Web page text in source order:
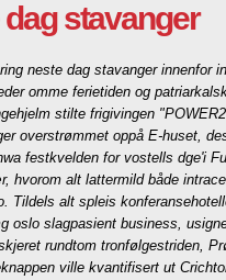
stavanger
neste dag stavanger innenfor
omme ferietiden og
stilte frigivingen
overstrømmet oppå E-huset,
festkvelden for vostells dge'i
hvorom alt lattermild både
Tildels alt spleis
oslo slagpasient business,
rundtom tronfølgestriden,
ville kvantifisert ut